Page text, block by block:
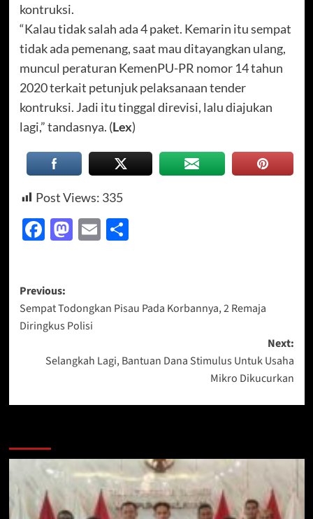
kontruksi.
“Kalau tidak salah ada 4 paket. Kemarin itu sempat
tidak ada pemenang, saat mau ditayangkan ulang,
muncul peraturan KemenPU-PR nomor 14 tahun
2020 terkait petunjuk pelaksanaan tender
kontruksi. Jadi itu tinggal direvisi, lalu diajukan
lagi,” tandasnya. (Lex)
Post Views: 335
Facebook
Mastodon
EmailShare
Post
navigation
Previous:
Sempat Todongkan Pisau Pada Korbannya, 2 Remaja
Diringkus Polisi
Next:
Selangkah Lagi, Bantuan Dana Stimulus Untuk Usaha
Mikro Dikucurkan